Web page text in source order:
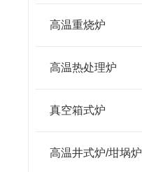
高温重烧炉
高温热处理炉
真空箱式炉
高温井式炉/坩埚炉